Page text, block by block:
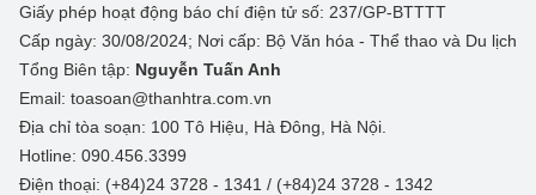
Giấy phép hoạt động báo chí điện tử số: 237/GP-BTTTT
Cấp ngày: 30/08/2024; Nơi cấp: Bộ Văn hóa - Thể thao và Du lịch
Tổng Biên tập: Nguyễn Tuấn Anh
Email: toasoan@thanhtra.com.vn
Địa chỉ tòa soạn: 100 Tô Hiệu, Hà Đông, Hà Nội.
Hotline: 090.456.3399
Điện thoại: (+84)24 3728 - 1341 / (+84)24 3728 - 1342